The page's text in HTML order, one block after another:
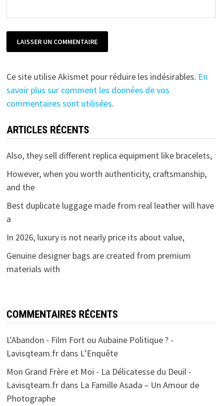
Ce site utilise Akismet pour réduire les indésirables. En
savoir plus sur comment les données de vos
commentaires sont utilisées.
ARTICLES RÉCENTS
Also, they sell different replica equipment like bracelets,
However, when you worth authenticity, craftsmanship,
and the
Best duplicate luggage made from real leather will have
a
In 2026, luxury is not nearly price its about value,
Genuine designer bags are created from premium
materials with
COMMENTAIRES RÉCENTS
L'Abandon - Film Fort ou Aubaine Politique ? -
Lavisqteam.frdans L’Enquête
Mon Grand Frère et Moi - La Délicatesse du Deuil -
Lavisqteam.frdans La Famille Asada – Un Amour de
Photographe